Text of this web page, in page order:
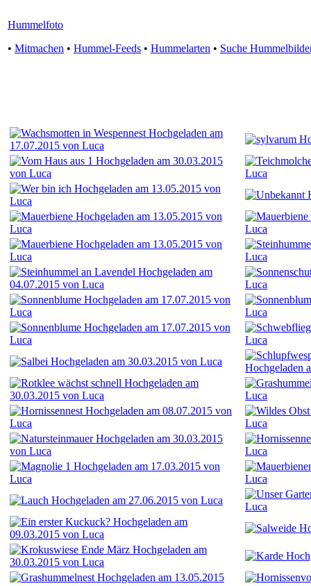
Hummelfoto
• Mitmachen • Hummel-Feeds • Hummelarten • Suche